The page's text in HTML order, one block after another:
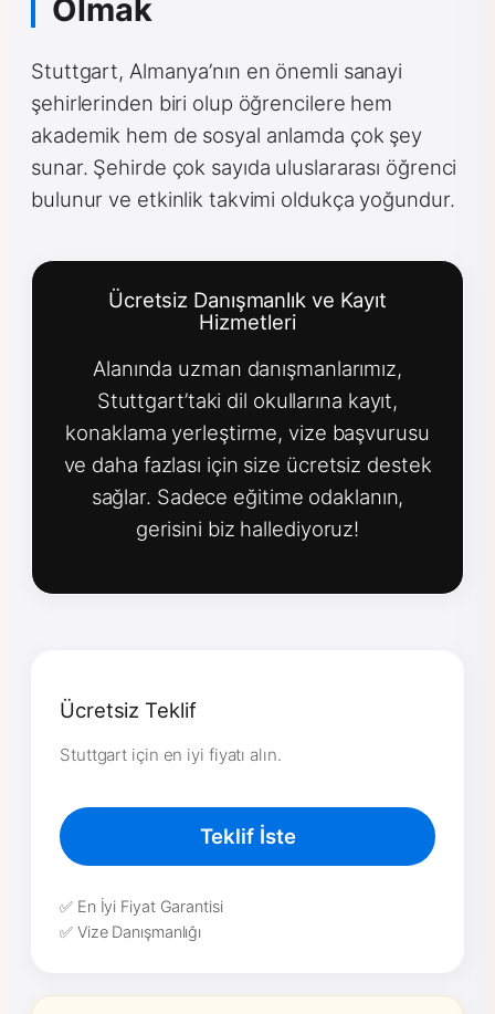
Olmak
Stuttgart, Almanya’nın en önemli sanayi
şehirlerinden biri olup öğrencilere hem
akademik hem de sosyal anlamda çok şey
sunar. Şehirde çok sayıda uluslararası öğrenci
bulunur ve etkinlik takvimi oldukça yoğundur.
Ücretsiz Danışmanlık ve Kayıt
Hizmetleri
Alanında uzman danışmanlarımız,
Stuttgart’taki dil okullarına kayıt,
konaklama yerleştirme, vize başvurusu
ve daha fazlası için size ücretsiz destek
sağlar. Sadece eğitime odaklanın,
gerisini biz hallediyoruz!
Ücretsiz Teklif
Stuttgart için en iyi fiyatı alın.
Teklif İste
✅ En İyi Fiyat Garantisi
✅ Vize Danışmanlığı